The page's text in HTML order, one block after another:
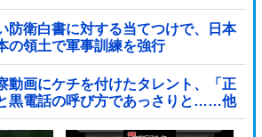
防衛白書に対する当てつけで、日本
の領土で軍事訓練を強行
動画にケチを付けたタレント、「正
黒電話の呼び方であっさりと……他